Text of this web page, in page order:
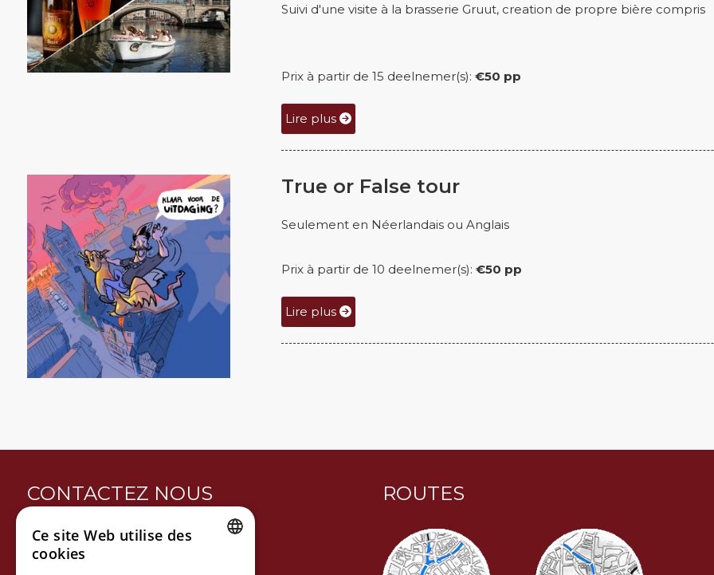
Suivi d'une visite à la brasserie Gruut, creation de propre bière compris
Prix à partir de 15 deelnemer(s): €50 pp
Lire plus
True or False tour
Seulement en Néerlandais ou Anglais
Prix à partir de 10 deelnemer(s): €50 pp
Lire plus
CONTACTEZ NOUS
Gent-Watertoerist
Hoogpoort 39, 9000 Gent
ROUTES
Ce site Web utilise des
cookies